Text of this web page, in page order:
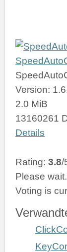
Version:
2.0 MiB
13160261
Details
Rating: 3.8/
Please
Voting is